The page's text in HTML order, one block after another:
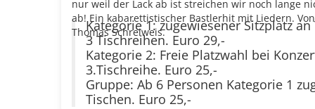
nur weil der Lack ab ist streichen wir noch lange
ab! Ein kabarettistischer Bastlerhit mit Liedern.
Thomas Schreiweis.
Kategorie 1: zugewiesener Sitzplatz
3 Tischreihen. Euro 29,-
Kategorie 2: Freie Platzwahl bei
3.Tischreihe. Euro 25,-
Gruppe: Ab 6 Personen Kategorie 1
Tischen. Euro 25,-